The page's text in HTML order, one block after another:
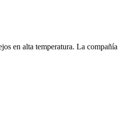
en alta temperatura. La compañía